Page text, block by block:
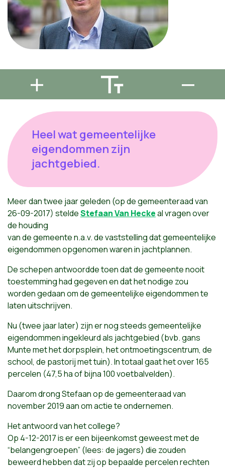
Heel wat gemeentelijke
eigendommen zijn
jachtgebied.
Meer dan twee jaar geleden (op de gemeenteraad van
26-09-2017) steldeStefaan Van Heckeal vragen over
de houding
van de gemeente n.a.v. de vaststelling dat gemeentelijke
eigendommen opgenomen waren in jachtplannen.
De schepen antwoordde toen dat de gemeente nooit
toestemming had gegeven en dat het nodige zou
worden gedaan om de gemeentelijke eigendommen te
laten uitschrijven.
Nu (twee jaar later) zijn er nog steeds gemeentelijke
eigendommen ingekleurd als jachtgebied (bvb. gans
Munte met het dorpsplein, het ontmoetingscentrum, de
school, de pastorij met tuin). In totaal gaat het over 165
percelen (47,5 ha of bijna 100 voetbalvelden).
Daarom drong Stefaan op de gemeenteraad van
november 2019 aan om actie te ondernemen.
Het antwoord van het college?
Op 4-12-2017 is er een bijeenkomst geweest met de
“belangengroepen” (lees: de jagers) die zouden
beweerd hebben dat zij op bepaalde percelen rechten